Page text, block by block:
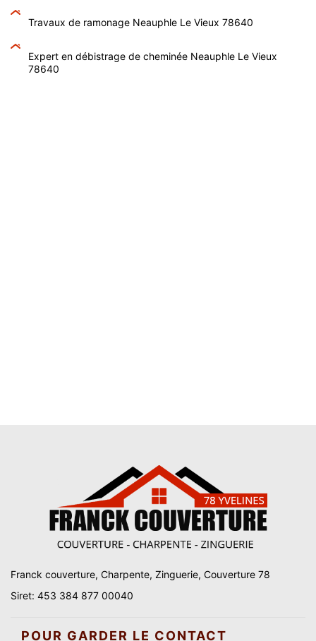
Travaux de ramonage Neauphle Le Vieux 78640
Expert en débistrage de cheminée Neauphle Le Vieux
78640
Franck couverture, Charpente, Zinguerie, Couverture 78
Siret: 453 384 877 00040
POUR GARDER LE CONTACT